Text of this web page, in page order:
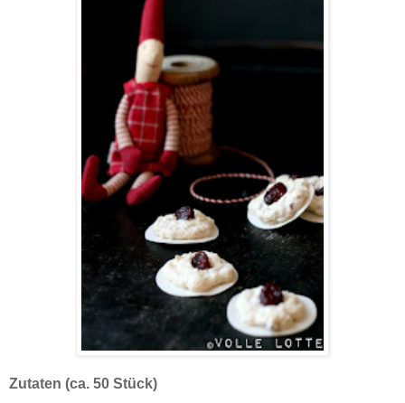
Zutaten (ca. 50 Stück)